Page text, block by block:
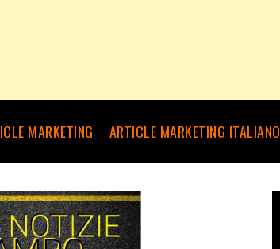
MARKETING ARTICLE MARKETING ITALIANO